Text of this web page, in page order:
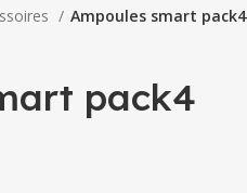
Ampoules smart pack4
pack4